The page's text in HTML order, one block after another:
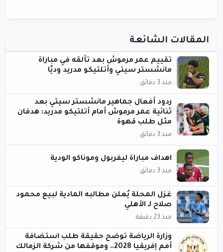
المقالات الشائعة
تقييم عمر مرموش بعد تألقه في مباراة
مانشستر سيتي وأتلتيكو مدريد وديًا
منذ 3 دقائق
ردود أفعال جماهير مانشستر سيتي بعد
ثنائية عمر مرموش أمام أتلتيكو مدريد: هدفان
مثل طلب قهوة
منذ 3 دقائق
اهداف مباراة ليفربول وموناكو الودية
منذ 3 دقائق
غزل المحلة يُعلن مطالبه المادية لبيع محمود
صلاح لـ الأهلي
منذ 23 دقيقة
وزارة الرياضة توضح حقيقة طلب استضافة
أمم إفريقيا 2028.. وموقفها من شركة الزمالك